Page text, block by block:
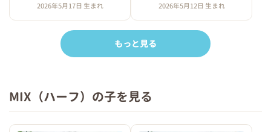
2026年5月17日 生まれ 2026年5月12日 生まれ
もっと見る
MIX（ハーフ）の子を見る